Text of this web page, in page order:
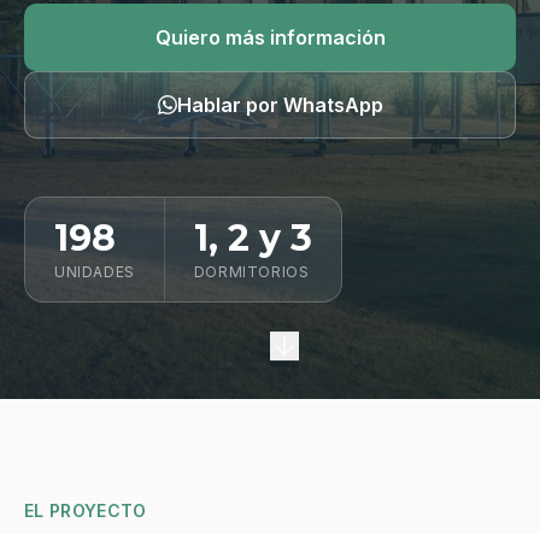
Quiero más información
Hablar por WhatsApp
198
UNIDADES
1, 2 y 3
DORMITORIOS
EL PROYECTO